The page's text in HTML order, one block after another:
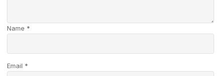
Name *
Email *